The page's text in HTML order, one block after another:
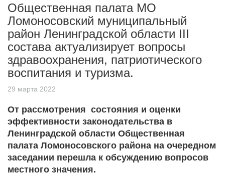
Общественная палата МО
Ломоносовский муниципальный
район Ленинградской области III
состава актуализирует вопросы
здравоохранения, патриотического
воспитания и туризма.
29 марта 2022
От рассмотрения состояния и оценки
эффективности законодательства в
Ленинградской области Общественная
палата Ломоносовского района на очередном
заседании перешла к обсуждению вопросов
местного значения.